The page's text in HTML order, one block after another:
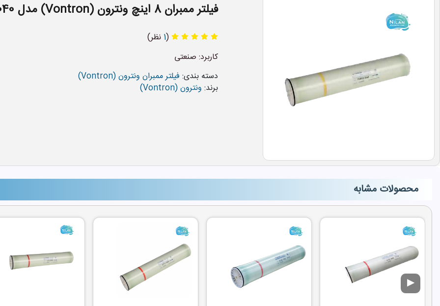
فیلتر ممبران 8 اینچ ونترون (Vontron) مدل HOR22-8040
(
1 نظر)
کاربرد: صنعتی
دسته بندی: فیلتر ممبران ونترون (Vontron)
برند: ونترون (Vontron)
محصولات مشابه
▶